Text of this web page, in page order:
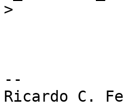
>
--
Ricardo C.